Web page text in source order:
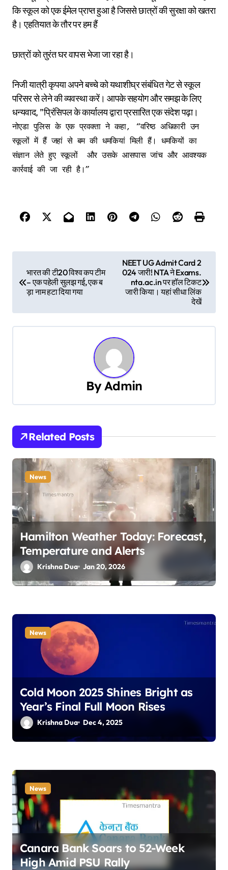
कि स्कूल को एक ईमेल प्राप्त हुआ है जिससे छात्रों की सुरक्षा को खतरा
है। एहतियात के तौर पर हम हैं
छात्रों को तुरंत घर वापस भेजा जा रहा है।
निजी यात्री कृपया अपने बच्चे को यथाशीघ्र संबंधित गेट से स्कूल
परिसर से लेने की व्यवस्था करें। आपके सहयोग और समझ के लिए
धन्यवाद, ”प्रिंसिपल के कार्यालय द्वारा प्रसारित एक संदेश पढ़ा।
नोएडा पुलिस के एक प्रवक्ता ने कहा, “वरिष्ठ अधिकारी उन
स्कूलों में हैं जहां से बम की धमकियां मिली हैं। धमकियों का
संज्ञान लेते हुए स्कूलों और उसके आसपास जांच और आवश्यक
कार्रवाई की जा रही है।”
o
t
i
g
a
i
o
n
भारत की टी20 विश्व कप टीम
– एक पहेली सुलझ गई, एक ब
ड़ा नाम हटा दिया गया
NEET UG Admit Card 2
024 जारी! NTA ने Exams.
nta.ac.in पर हॉल टिकट
जारी किया। यहां सीधा लिंक
देखें
ByAdmin
Related Posts
News
Hamilton Weather Today: Forecast,
Temperature and Alerts
Krishna Dua Jan 20, 2026
News
Cold Moon 2025 Shines Bright as
Year’s Final Full Moon Rises
Krishna Dua Dec 4, 2025
News
Canara Bank Soars to 52-Week
High Amid PSU Rally